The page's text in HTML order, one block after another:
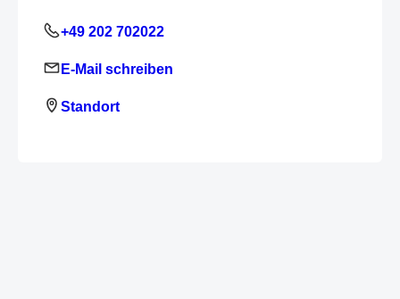
+49 202 702022
E-Mail schreiben
Standort